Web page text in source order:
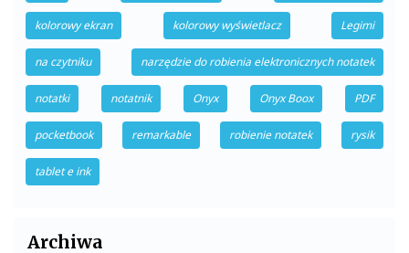
kolorowy ekran kolorowy wyświetlacz Legimi
na czytniku narzędzie do robienia elektronicznych notatek
notatki notatnik Onyx Onyx Boox PDF
pocketbook remarkable robienie notatek rysik
tablet e ink
Archiwa